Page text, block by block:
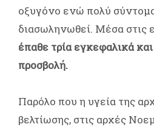
οξυγόνο ενώ πολύ
διασωληνωθεί. Μέσα στις
έπαθε τρία εγκεφαλικά
προσβολή.
Παρόλο που η υγεία της
βελτίωσης, στις αρχές